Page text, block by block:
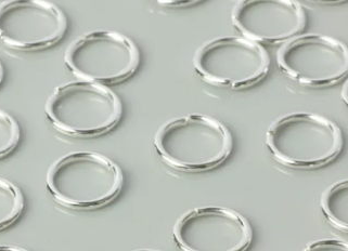
8x1mm
to praktyczne półfabrykaty do tworzenia i
projektów o różnym stylu i stopniu
metalowy